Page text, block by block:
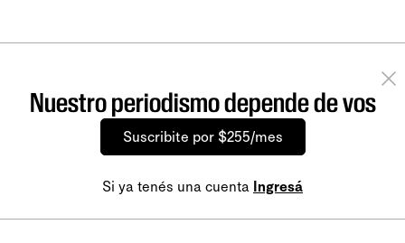
Nuestro periodismo depende de vos
Suscribite por $255/mes
Si ya tenés una cuenta Ingresá